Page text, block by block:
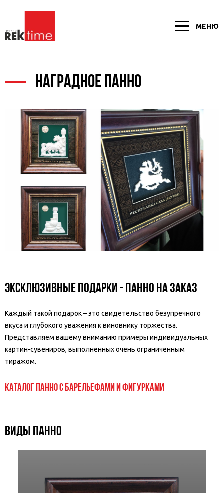
МЕНЮ
НАГРАДНОЕ ПАННО
Эксклюзивные подарки - панно на заказ
Каждый такой подарок – это свидетельство безупречного
вкуса и глубокого уважения к виновнику торжества.
Представляем вашему вниманию примеры индивидуальных
картин-сувениров, выполненных очень ограниченным
тиражом.
Каталог панно с барельефами и фигурками
ВИДЫ ПАННО